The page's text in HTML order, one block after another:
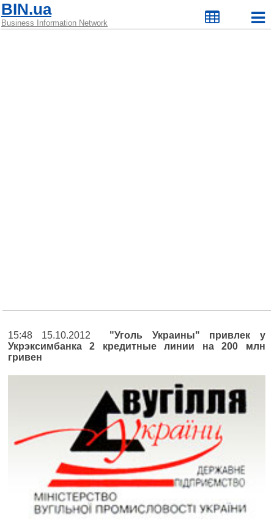
BIN.ua
Business Information Network
15:48 15.10.2012 "Уголь Украины" привлек у
Укрэксимбанка 2 кредитные линии на 200 млн
гривен